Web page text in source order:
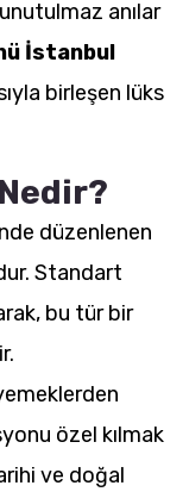
anılar
İstanbul
birleşen lüks
düzenlenen
Standart
bu tür bir
özel kılmak
ve doğal